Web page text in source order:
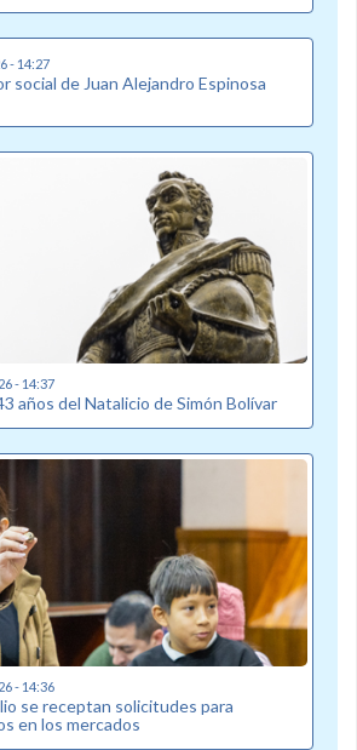
- 14:27
social de Juan Alejandro Espinosa
- 14:37
años del Natalicio de Simón Bolívar
- 14:36
se receptan solicitudes para
en los mercados